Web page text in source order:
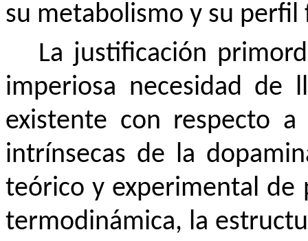
su metabolismo y su perfil
La justificación
imperiosa necesidad de
existente con respecto a
intrínsecas de la
teórico y experimental de
termodinámica, la